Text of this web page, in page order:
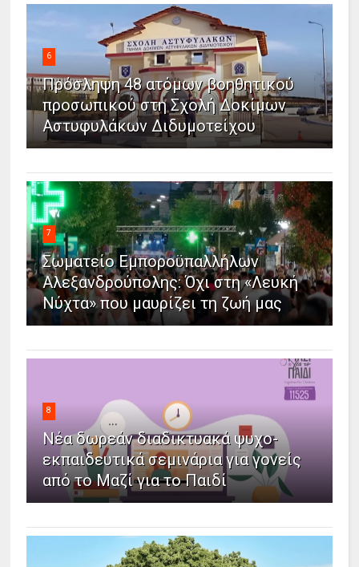
6
Πρόσληψη 48 ατόμων βοηθητικού
προσωπικού στη Σχολή Δοκίμων
Αστυφυλάκων Διδυμοτείχου
7
Σωματείο Εμποροϋπαλλήλων
Αλεξανδρούπολης: Όχι στη «Λευκή
Νύχτα» που μαυρίζει τη ζωή μας
8
Νέα δωρεάν διαδικτυακά ψυχο-
εκπαιδευτικά σεμινάρια για γονείς
από το Μαζί για το Παιδί